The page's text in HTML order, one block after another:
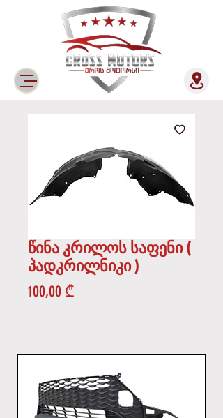
წინა კრილოს საფენი (
პადკრილნიკი )
100,00 ₾